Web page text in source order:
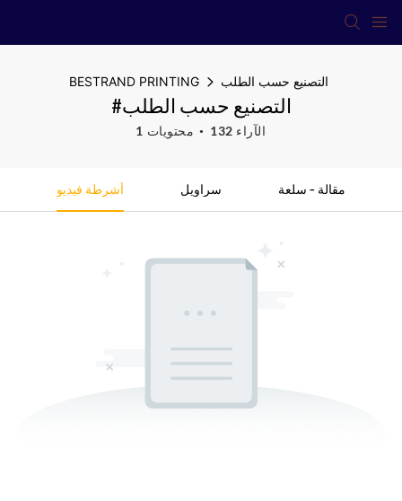
BESTRAND PRINTING التصنيع حسب الطلب
#التصنيع حسب الطلب
1 محتويات 132 الآراء
أشرطة فيديو سراويل مقالة - سلعة